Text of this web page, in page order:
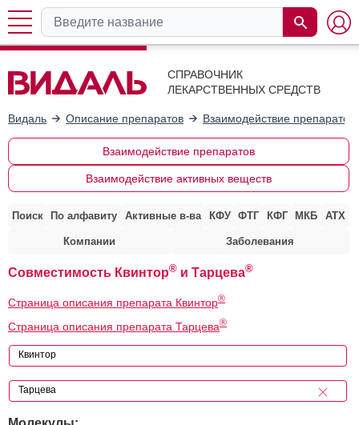
СПРАВОЧНИК
ЛЕКАРСТВЕННЫХ СРЕДСТВ
Видаль Описание препаратов Взаимодействие препаратов
Взаимодействие препаратов
Взаимодействие активных веществ
Поиск По алфавиту Активные в-ва КФУ ФТГ КФГ МКБ АТХ
Компании Заболевания
Совместимость Квинтор® и Тарцева®
Страница описания препарата Квинтор®
Страница описания препарата Тарцева®